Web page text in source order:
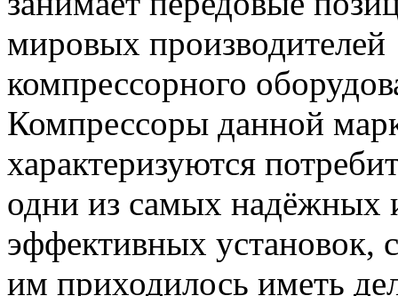
мировых производителей
компрессорного
Компрессоры данной
характеризуются
одни из самых надёжных
эффективных установок,
им приходилось иметь